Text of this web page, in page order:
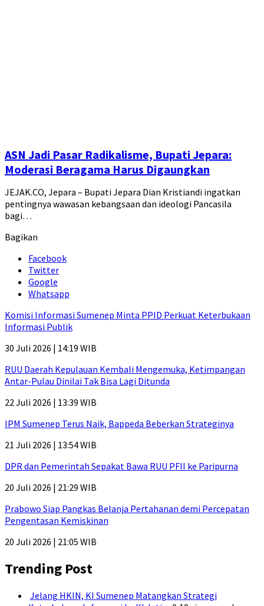
ASN Jadi Pasar Radikalisme, Bupati Jepara:
Moderasi Beragama Harus Digaungkan
JEJAK.CO, Jepara – Bupati Jepara Dian Kristiandi ingatkan
pentingnya wawasan kebangsaan dan ideologi Pancasila
bagi…
Bagikan
Facebook
Twitter
Google
Whatsapp
Komisi Informasi Sumenep Minta PPID Perkuat Keterbukaan
Informasi Publik
30 Juli 2026 | 14:19 WIB
RUU Daerah Kepulauan Kembali Mengemuka, Ketimpangan
Antar-Pulau Dinilai Tak Bisa Lagi Ditunda
22 Juli 2026 | 13:39 WIB
IPM Sumenep Terus Naik, Bappeda Beberkan Strateginya
21 Juli 2026 | 13:54 WIB
DPR dan Pemerintah Sepakat Bawa RUU PFII ke Paripurna
20 Juli 2026 | 21:29 WIB
Prabowo Siap Pangkas Belanja Pertahanan demi Percepatan
Pengentasan Kemiskinan
20 Juli 2026 | 21:05 WIB
Trending Post
Jelang HKIN, KI Sumenep Matangkan Strategi